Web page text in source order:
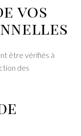
vos
être vérifiés à
des